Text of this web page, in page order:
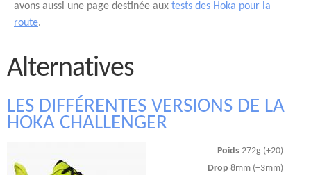
avons aussi une page destinée aux tests des Hoka pour la
route.
Alternatives
LES DIFFÉRENTES VERSIONS DE LA
HOKA CHALLENGER
Poids 272g (+20)
Drop 8mm (+3mm)